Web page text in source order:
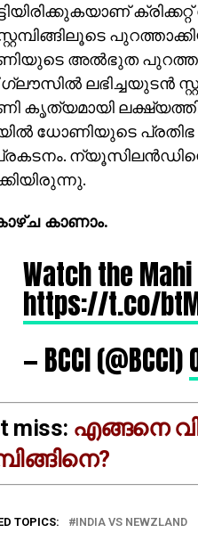
അല്‍ഭുത
ലഭിച്ചയുടന്‍
കൃത്യമായി
ധോണിയുടെ
കാണാം.
Watch the
https://t.co/
— BCCI (@BCCI)
miss: എങ്ങനെ
TOPICS: INDIA VS NEWZLAND